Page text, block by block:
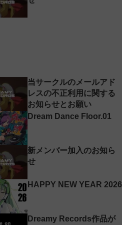
当サークルのメールアド
レスの不正利用に関する
お知らせとお願い
Dream Dance Floor.01
新メンバー加入のお知ら
せ
HAPPY NEW YEAR 2026
Dreamy Records作品が